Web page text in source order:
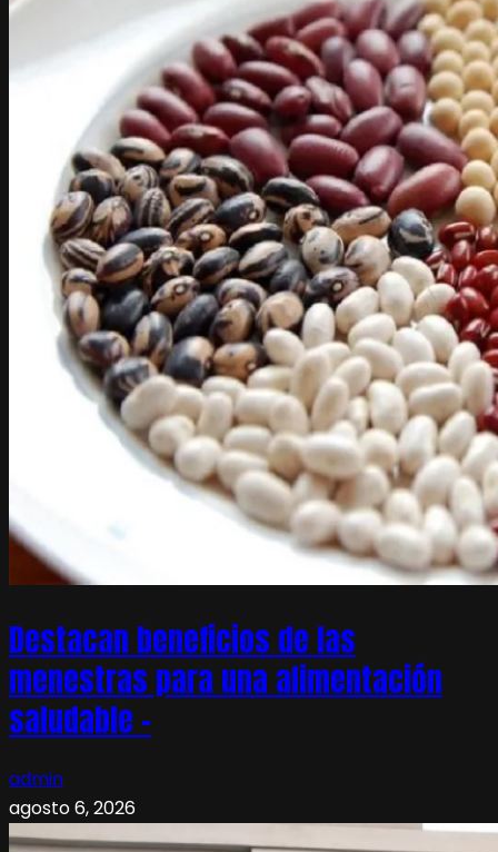
Destacan beneficios de las
menestras para una alimentación
saludable –
admin
agosto 6, 2026